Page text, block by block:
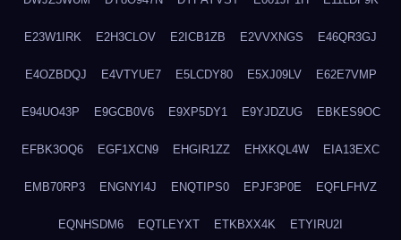
E23W1IRK E2H3CLOV E2ICB1ZB E2VVXNGS E46QR3GJ
E4OZBDQJ E4VTYUE7 E5LCDY80 E5XJ09LV E62E7VMP
E94UO43P E9GCB0V6 E9XP5DY1 E9YJDZUG EBKES9OC
EFBK3OQ6 EGF1XCN9 EHGIR1ZZ EHXKQL4W EIA13EXC
EMB70RP3 ENGNYI4J ENQTIPS0 EPJF3P0E EQFLFHVZ
EQNHSDM6 EQTLEYXT ETKBXX4K ETYIRU2I